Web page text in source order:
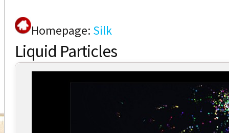
Homepage: Silk
Liquid Particles